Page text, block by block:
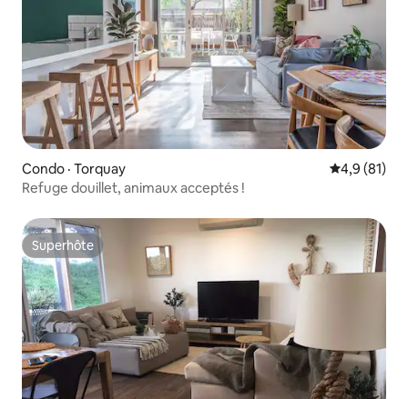
Condo · Torquay Note
4,9 (81)
Refuge douillet, animaux acceptés !
Superhôte
Superhôte